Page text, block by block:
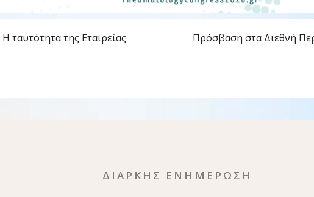
Η ταυτότητα της Εταιρείας Πρόσβαση στα Διεθνή
ΔΙΑΡΚΗΣ ΕΝΗΜΕΡΩΣΗ